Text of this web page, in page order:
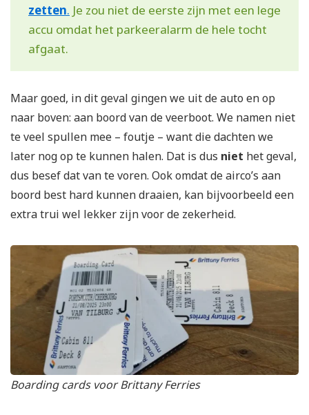
zetten. Je zou niet de eerste zijn met een lege
accu omdat het parkeeralarm de hele tocht
afgaat.
Maar goed, in dit geval gingen we uit de auto en op
naar boven: aan boord van de veerboot. We namen niet
te veel spullen mee – foutje – want die dachten we
later nog op te kunnen halen. Dat is dus niet het geval,
dus besef dat van te voren. Ook omdat de airco’s aan
boord best hard kunnen draaien, kan bijvoorbeeld een
extra trui wel lekker zijn voor de zekerheid.
Boarding cards voor Brittany Ferries